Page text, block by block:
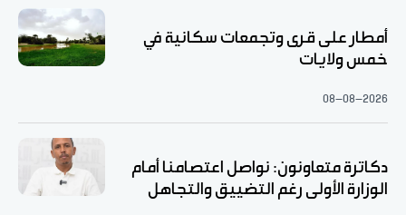
أمطار على قرى وتجمعات سكانية في
خمس ولايات
08-08-2026
دكاترة متعاونون: نواصل اعتصامنا أمام
الوزارة الأولى رغم التضييق والتجاهل